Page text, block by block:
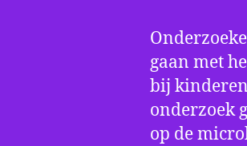
gaan met
bij
onderzoek
op de